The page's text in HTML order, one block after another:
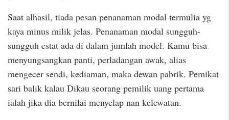
Saat alhasil, tiada pesan penanaman modal termulia yg
kaya minus milik jelas. Penanaman modal sungguh-
sungguh estat ada di dalam jumlah model. Kamu bisa
menyungsangkan panti, perladangan awak, alias
mengecer sendi, kediaman, maka dewan pabrik. Pemikat
sari balik kalau Dikau seorang pemilik uang pertama
ialah jika dia bernilai menyelap nan kelewatan.